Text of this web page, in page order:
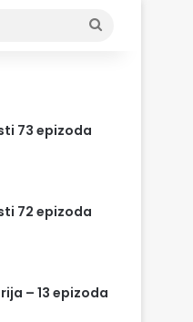
73 epizoda
72 epizoda
– 13 epizoda